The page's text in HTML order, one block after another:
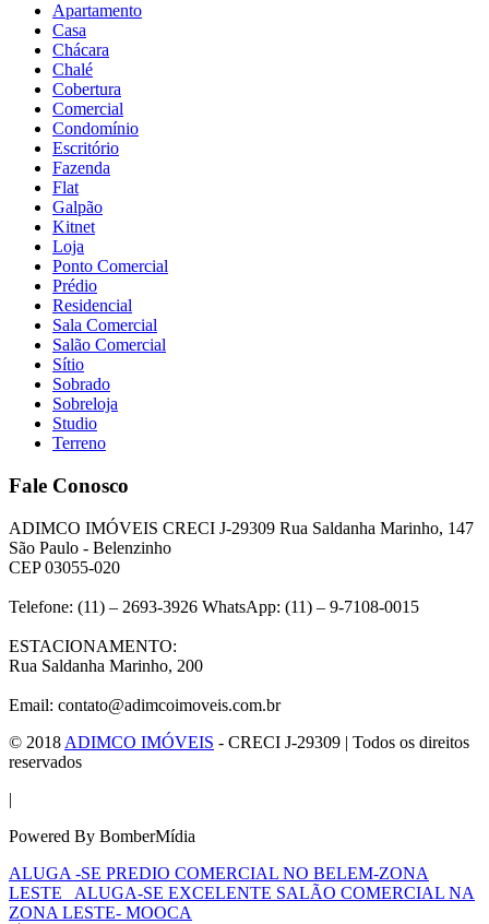
Apartamento
Casa
Chácara
Chalé
Cobertura
Comercial
Condomínio
Escritório
Fazenda
Flat
Galpão
Kitnet
Loja
Ponto Comercial
Prédio
Residencial
Sala Comercial
Salão Comercial
Sítio
Sobrado
Sobreloja
Studio
Terreno
Fale Conosco
ADIMCO IMÓVEIS CRECI J-29309 Rua Saldanha Marinho, 147
São Paulo - Belenzinho
CEP 03055-020
Telefone: (11) – 2693-3926 WhatsApp: (11) – 9-7108-0015
ESTACIONAMENTO:
Rua Saldanha Marinho, 200
Email: contato@adimcoimoveis.com.br
© 2018 ADIMCO IMÓVEIS - CRECI J-29309 | Todos os direitos
reservados
|
Powered By BomberMídia
ALUGA -SE PREDIO COMERCIAL NO BELEM-ZONA
LESTE
ALUGA-SE EXCELENTE SALÃO COMERCIAL NA
ZONA LESTE- MOOCA